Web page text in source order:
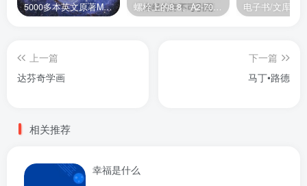
5000多本英文原著MOBI+AZW3格式电子书百度云网盘打包下载 螺栓上的8.8、A2-70是什么意思？ 电子书/文库
上一篇
达芬奇学画
下一篇
马丁•路德
相关推荐
幸福是什么